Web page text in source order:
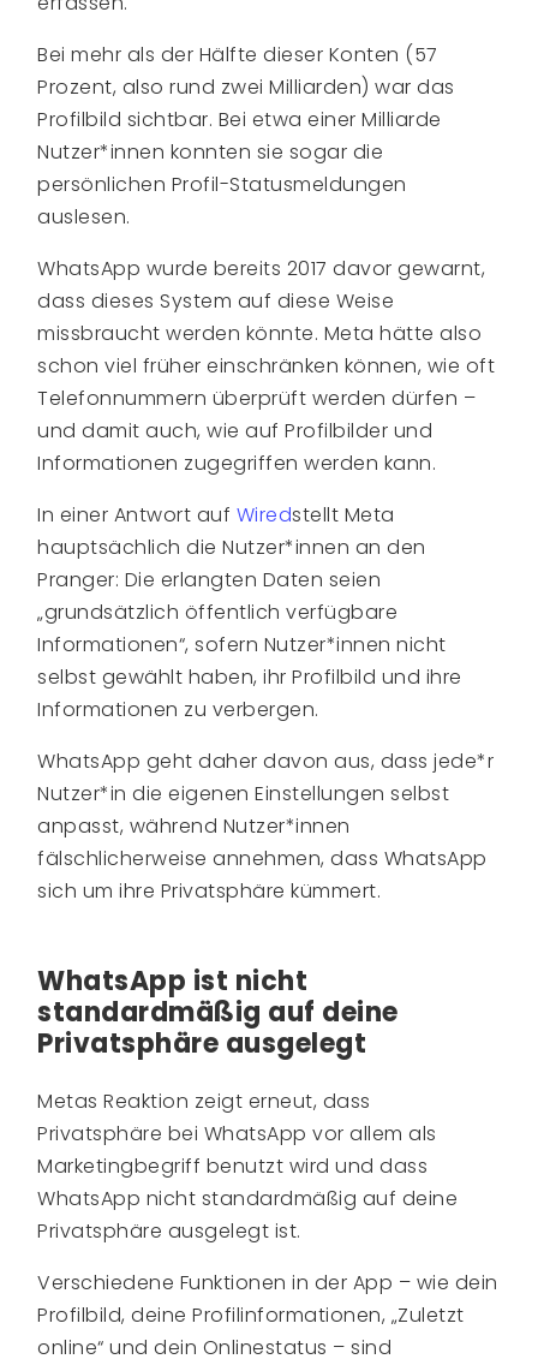
Bei mehr als der Hälfte dieser Konten (57
Prozent, also rund zwei Milliarden) war das
Profilbild sichtbar. Bei etwa einer Milliarde
Nutzer*innen konnten sie sogar die
persönlichen Profil-Statusmeldungen
auslesen.
WhatsApp wurde bereits 2017 davor gewarnt,
dass dieses System auf diese Weise
missbraucht werden könnte. Meta hätte also
schon viel früher einschränken können, wie oft
Telefonnummern überprüft werden dürfen –
und damit auch, wie auf Profilbilder und
Informationen zugegriffen werden kann.
In einer Antwort auf Wiredstellt Meta
hauptsächlich die Nutzer*innen an den
Pranger: Die erlangten Daten seien
„grundsätzlich öffentlich verfügbare
Informationen“, sofern Nutzer*innen nicht
selbst gewählt haben, ihr Profilbild und ihre
Informationen zu verbergen.
WhatsApp geht daher davon aus, dass jede*r
Nutzer*in die eigenen Einstellungen selbst
anpasst, während Nutzer*innen
fälschlicherweise annehmen, dass WhatsApp
sich um ihre Privatsphäre kümmert.
WhatsApp ist nicht
standardmäßig auf deine
Privatsphäre ausgelegt
Metas Reaktion zeigt erneut, dass
Privatsphäre bei WhatsApp vor allem als
Marketingbegriff benutzt wird und dass
WhatsApp nicht standardmäßig auf deine
Privatsphäre ausgelegt ist.
Verschiedene Funktionen in der App – wie dein
Profilbild, deine Profilinformationen, „Zuletzt
online“ und dein Onlinestatus – sind